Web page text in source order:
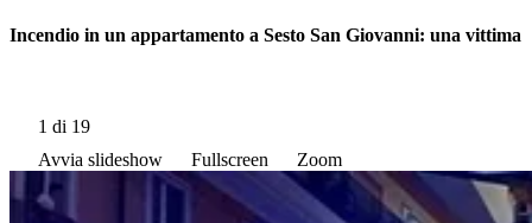
Incendio in un appartamento a Sesto San Giovanni: una vittima
1 di 19
Avvia slideshow
Fullscreen Zoom